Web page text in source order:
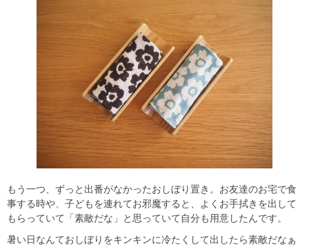
もう一つ、ずっと出番がなかったおしぼり置き。お友達のお宅で食
事する時や、子どもを連れてお邪魔すると、よくお手拭きを出して
もらっていて「素敵だな」と思っていて自分も用意したんです。
暑い日なんておしぼりをキンキンに冷たくして出したら素敵だなぁ